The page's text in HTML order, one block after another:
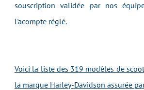
souscription validée par nos
l'acompte réglé.
Voici la liste des 319 modèles de
la marque Harley-Davidson assurée